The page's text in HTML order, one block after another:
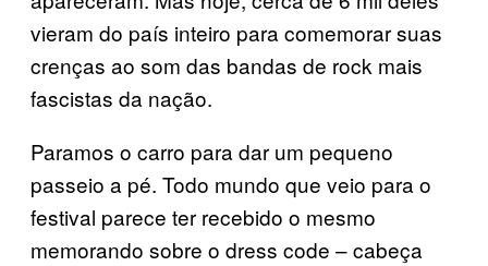
vieram do país inteiro para comemorar suas
crenças ao som das bandas de rock mais
fascistas da nação.
Paramos o carro para dar um pequeno
passeio a pé. Todo mundo que veio para o
festival parece ter recebido o mesmo
memorando sobre o dress code – cabeça